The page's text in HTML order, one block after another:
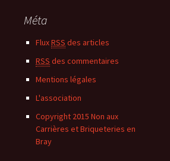
Méta
FluxRSS des articles
RSS des commentaires
Mentions légales
L'association
Copyright 2015 Non aux
Carrières et Briqueteries en
Bray